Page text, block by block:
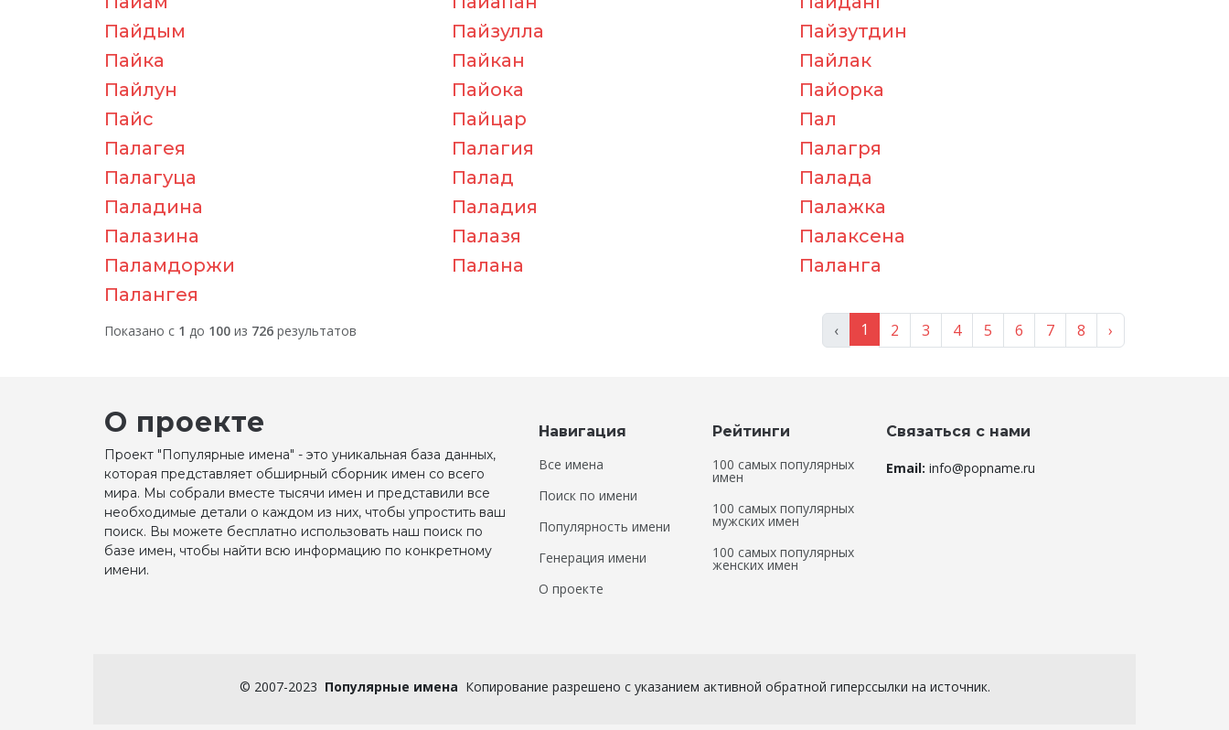
Пайдым
Пайзулла
Пайзутдин
Пайка
Пайкан
Пайлак
Пайлун
Пайока
Пайорка
Пайс
Пайцар
Пал
Палагея
Палагия
Палагря
Палагуца
Палад
Палада
Паладина
Паладия
Палажка
Палазина
Палазя
Палаксена
Паламдоржи
Палана
Паланга
Палангея
Показано с 1 до 100 из 726 результатов ‹ 1 2 3 4 5 6 7 8 ›
О проекте
Проект "Популярные имена" - это уникальная база данных,
которая представляет обширный сборник имен со всего
мира. Мы собрали вместе тысячи имен и представили все
необходимые детали о каждом из них, чтобы упростить ваш
поиск. Вы можете бесплатно использовать наш поиск по
базе имен, чтобы найти всю информацию по конкретному
имени.
Навигация
Все имена
Поиск по имени
Популярность имени
Генерация имени
О проекте
Рейтинги
100 самых популярных
имен
100 самых популярных
мужских имен
100 самых популярных
женских имен
Связаться с нами
Email: info@popname.ru
© 2007-2023 Популярные имена Копирование разрешено с указанием активной обратной гиперссылки на источник.